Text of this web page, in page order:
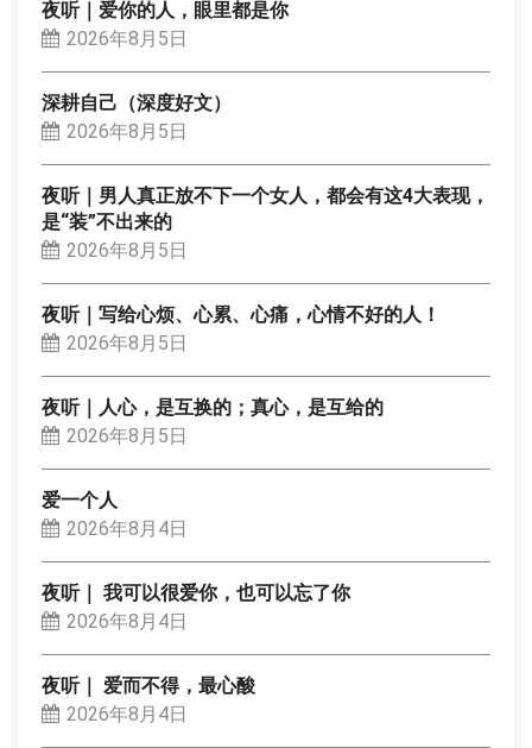
夜听｜爱你的人，眼里都是你
2026年8月5日
深耕自己（深度好文）
2026年8月5日
夜听｜男人真正放不下一个女人，都会有这4大表现，
是“装”不出来的
2026年8月5日
夜听｜写给心烦、心累、心痛，心情不好的人！
2026年8月5日
夜听｜人心，是互换的；真心，是互给的
2026年8月5日
爱一个人
2026年8月4日
夜听｜ 我可以很爱你，也可以忘了你
2026年8月4日
夜听｜ 爱而不得，最心酸
2026年8月4日